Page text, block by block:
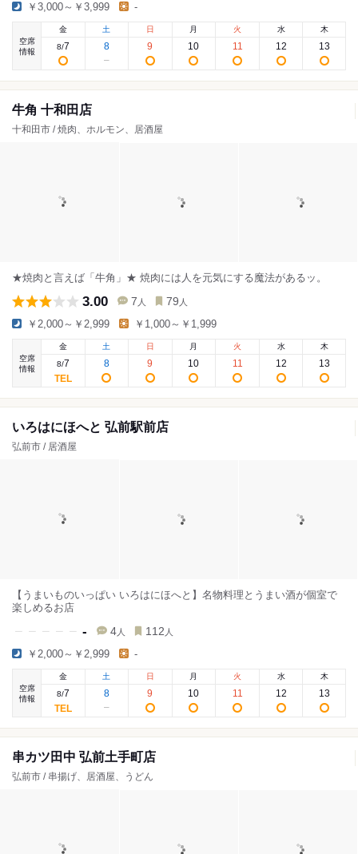
￥3,000～￥3,999 -
空席
情報
金
8/7
土
8
日
9
月
10
火
11
水
12
木
13
牛角 十和田店
十和田市 / 焼肉、ホルモン、居酒屋
★焼肉と言えば「牛角」★ 焼肉には人を元気にする魔法があるッ。
3.00 7 人 79 人
￥2,000～￥2,999 ￥1,000～￥1,999
空席
情報
金
8/7
土
8
日
9
月
10
火
11
水
12
木
13
いろはにほへと 弘前駅前店
弘前市 / 居酒屋
【うまいものいっぱい いろはにほへと】名物料理とうまい酒が個室で
楽しめるお店
- 4 人 112 人
￥2,000～￥2,999 -
空席
情報
金
8/7
土
8
日
9
月
10
火
11
水
12
木
13
串カツ田中 弘前土手町店
弘前市 / 串揚げ、居酒屋、うどん